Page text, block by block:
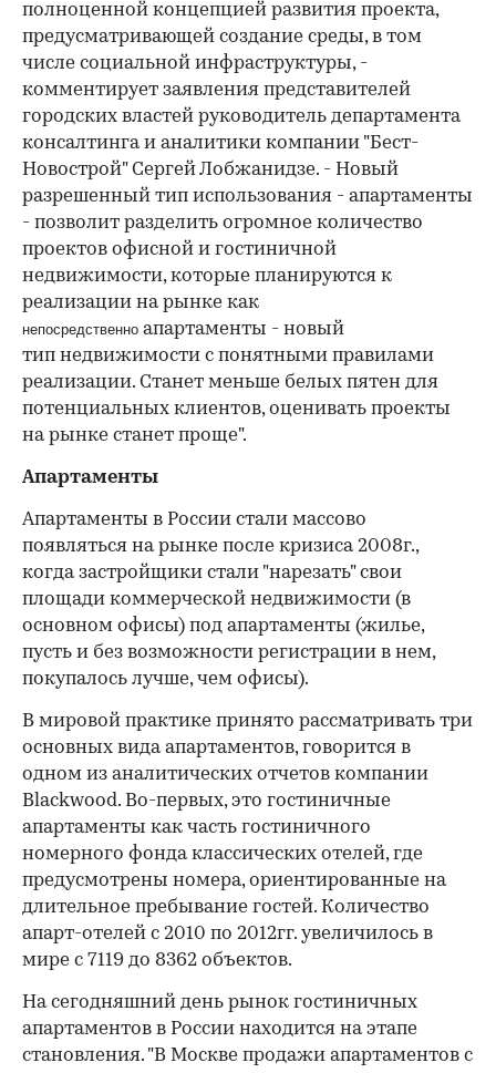
полноценной концепцией развития проекта,
предусматривающей создание среды, в том
числе социальной инфраструктуры, -
комментирует заявления представителей
городских властей руководитель департамента
консалтинга и аналитики компании "Бест-
Новострой" Сергей Лобжанидзе. - Новый
разрешенный тип использования - апартаменты
- позволит разделить огромное количество
проектов офисной и гостиничной
недвижимости, которые планируются к
реализации на рынке как
непосредственно апартаменты - новый
тип недвижимости с понятными правилами
реализации. Станет меньше белых пятен для
потенциальных клиентов, оценивать проекты
на рынке станет проще".
Апартаменты
Апартаменты в России стали массово
появляться на рынке после кризиса 2008г.,
когда застройщики стали "нарезать" свои
площади коммерческой недвижимости (в
основном офисы) под апартаменты (жилье,
пусть и без возможности регистрации в нем,
покупалось лучше, чем офисы).
В мировой практике принято рассматривать три
основных вида апартаментов, говорится в
одном из аналитических отчетов компании
Blackwood. Во-первых, это гостиничные
апартаменты как часть гостиничного
номерного фонда классических отелей, где
предусмотрены номера, ориентированные на
длительное пребывание гостей. Количество
апарт-отелей с 2010 по 2012гг. увеличилось в
мире с 7119 до 8362 объектов.
На сегодняшний день рынок гостиничных
апартаментов в России находится на этапе
становления. "В Москве продажи апартаментов с